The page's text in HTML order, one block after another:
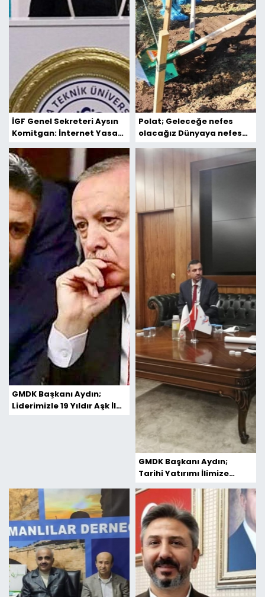
İGF Genel Sekreteri Aysın
Komitgan: İnternet Yasası
önemli adım
Polat; Geleceğe nefes
olacağız Dünyaya nefes
GMDK Başkanı Aydın;
Liderimizle 19 Yıldır Aşk İle
GMDK Başkanı Aydın;
Tarihi Yatırımı İlimize
Çalışıyoruz